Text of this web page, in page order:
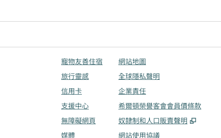
寵物友善住宿
旅行靈感
信用卡
支援中心
無障礙網頁
媒體
網站地圖
全球隱私聲明
企業責任
希爾頓榮譽客會會員價條款
奴隸制和人口販賣聲明
,
網站使用協議